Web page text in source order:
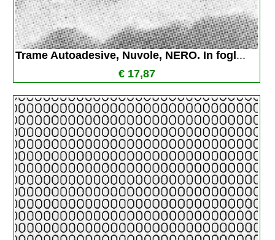
Trame Autoadesive, Nuvole, NERO. In fogl ...
€ 17,87